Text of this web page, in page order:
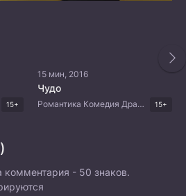
15+
15 мин, 2016
Чудо
Романтика Комедия Драма Корейские дорамы 15+
- 50 знаков.